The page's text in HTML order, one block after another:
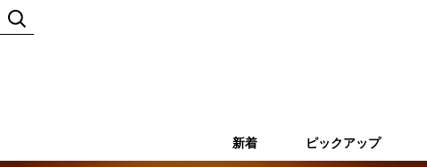
新着 ピックアップ